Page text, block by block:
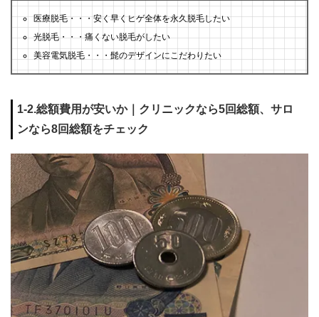
医療脱毛・・・安く早くヒゲ全体を永久脱毛したい
光脱毛・・・痛くない脱毛がしたい
美容電気脱毛・・・髭のデザインにこだわりたい
1-2.総額費用が安いか｜クリニックなら5回総額、サロ
ンなら8回総額をチェック